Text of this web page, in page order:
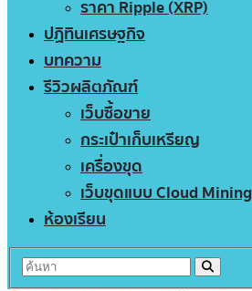
ราคา Ripple (XRP)
ปฏิทินเศรษฐกิจ
บทความ
รีวิวผลิตภัณฑ์
เว็บซื้อขาย
กระเป๋าเก็บเหรียญ
เครื่องขุด
เว็บขุดแบบ Cloud Mining
ห้องเรียน